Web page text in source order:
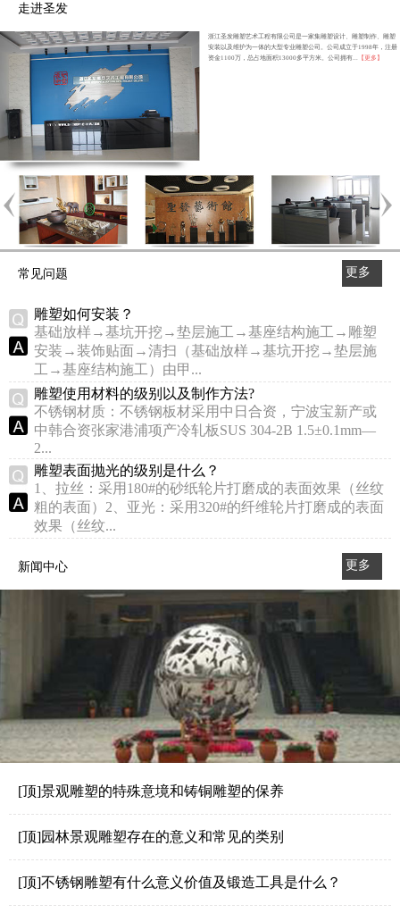
走进圣发
浙江圣发雕塑艺术工程有限公司是一家集雕塑设计、雕塑制作、雕塑
安装以及维护为一体的大型专业雕塑公司。公司成立于1998年，注册
资金1100万，总占地面积13000多平方米。公司拥有...
【更多】
常见问题
更多
雕塑如何安装？
基础放样→基坑开挖→垫层施工→基座结构施工→雕塑
安装→装饰贴面→清扫（基础放样→基坑开挖→垫层施
工→基座结构施工）由甲...
雕塑使用材料的级别以及制作方法?
不锈钢材质：不锈钢板材采用中日合资，宁波宝新产或
中韩合资张家港浦项产冷轧板SUS 304-2B 1.5±0.1mm—
2...
雕塑表面抛光的级别是什么？
1、拉丝：采用180#的砂纸轮片打磨成的表面效果（丝纹
粗的表面）2、亚光：采用320#的纤维轮片打磨成的表面
效果（丝纹...
新闻中心
更多
>>
[顶]景观雕塑的特殊意境和铸铜雕塑的保养
[顶]园林景观雕塑存在的意义和常见的类别
[顶]不锈钢雕塑有什么意义价值及锻造工具是什么？